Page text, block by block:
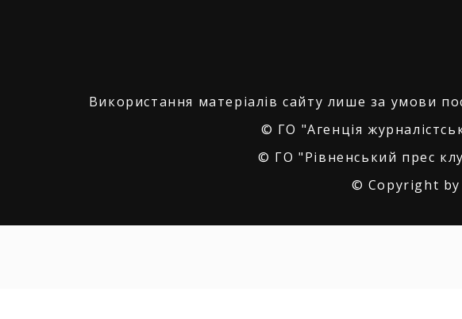
Використання матеріалів сайту лише за умови
© ГО "Агенція
© ГО "Рівненський прес
© Copyright by